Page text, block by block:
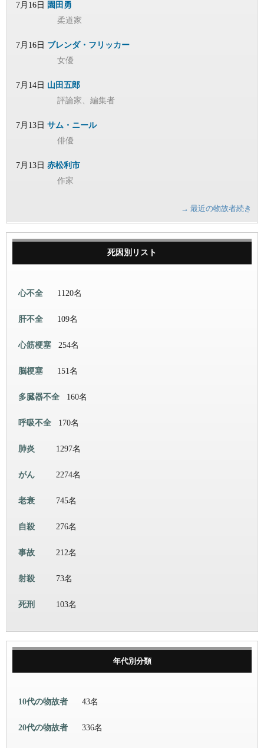
7月16日 園田勇
柔道家
7月16日 ブレンダ・フリッカー
女優
7月14日 山田五郎
評論家、編集者
7月13日 サム・ニール
俳優
7月13日 赤松利市
作家
→ 最近の物故者続き
死因別リスト
心不全 1120名
肝不全 109名
心筋梗塞 254名
脳梗塞 151名
多臓器不全 160名
呼吸不全 170名
肺炎 1297名
がん 2274名
老衰 745名
自殺 276名
事故 212名
射殺 73名
死刑 103名
年代別分類
10代の物故者 43名
20代の物故者 336名